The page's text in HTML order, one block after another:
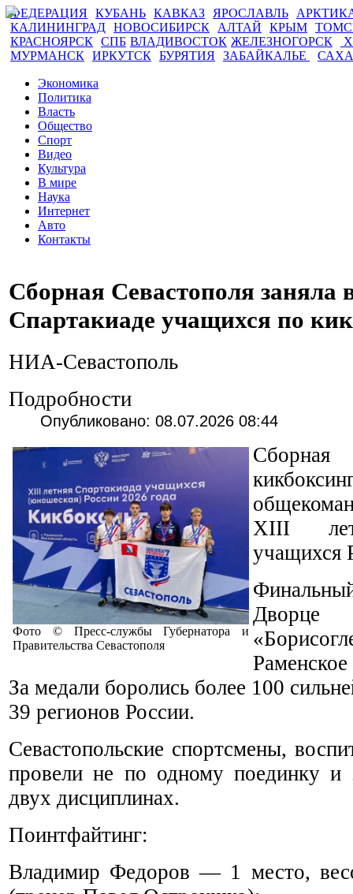
ФЕДЕРАЦИЯ КУБАНЬ КАВКАЗ ЯРОСЛАВЛЬ
КАЛИНИНГРАД НОВОСИБИРСК АЛТАЙ КРЫМ
КРАСНОЯРСК СПБ ВЛАДИВОСТОК ЖЕЛЕЗНОГОРСК
МУРМАНСК ИРКУТСК БУРЯТИЯ ЗАБАЙКАЛЬЕ САХА
Экономика
Политика
Власть
Общество
Спорт
Видео
Культура
В мире
Наука
Интернет
Авто
Контакты
Сборная Севастополя заняла
Спартакиаде учащихся по
НИА-Севастополь
Подробности
Опубликовано: 08.07.2026 08:44
Фото © Пресс-службы Губернатора и
Правительства Севастополя
XIII
учащихся
За медали боролись более 100
39 регионов России.
Севастопольские спортсмены,
провели не по одному поединку и
двух дисциплинах.
Поинтфайтинг:
Владимир Федоров — 1 место,